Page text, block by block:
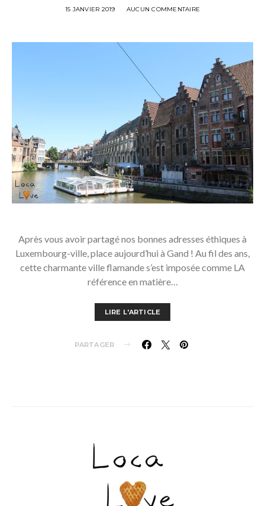
15 JANVIER 2019 AUCUN COMMENTAIRE
Après vous avoir partagé nos bonnes adresses éthiques à
Luxembourg-ville, place aujourd’hui à Gand ! Au fil des ans,
cette charmante ville flamande s’est imposée comme LA
référence en matière…
LIRE L'ARTICLE
PARTAGER